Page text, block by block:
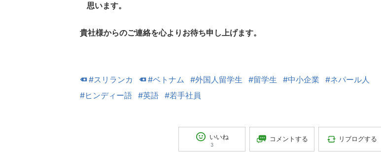
思います。
貴社様からのご連絡を心よりお待ち申し上げます。
#スリランカ #ベトナム #外国人留学生 #留学生 #中小企業
#ネパール人
#ヒンディー語 #英語 #若手社員
いいね
3
コメントする リブログする